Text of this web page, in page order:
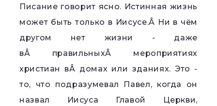
Писание говорит ясно. Истинная жизнь
может быть только в Иисусе.Â Ни в чём
другом нет жизни - даже
вÂ правильныхÂ мероприятиях
христиан вÂ домах или зданиях. Это -
то, что подразумевал Павел, когда он
назвал Иисуса Главой Церкви,